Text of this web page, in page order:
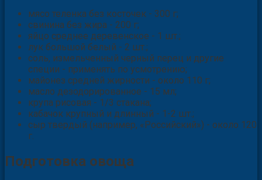
мясо теленка без косточек - 300 г;
свинина без жира - 200 г;
яйцо среднее деревенское - 1 шт.;
лук большой белый - 2 шт.;
соль, измельченный черный перец и другие
специи - применять по усмотрению;
майонез средней жирности - около 110 г;
масло дезодорированное - 15 мл;
крупа рисовая - 1/3 стакана;
кабачок крупный и длинный - 1-2 шт.;
сыр твердый (например, «Российский») - около 120
г.
Подготовка овоща